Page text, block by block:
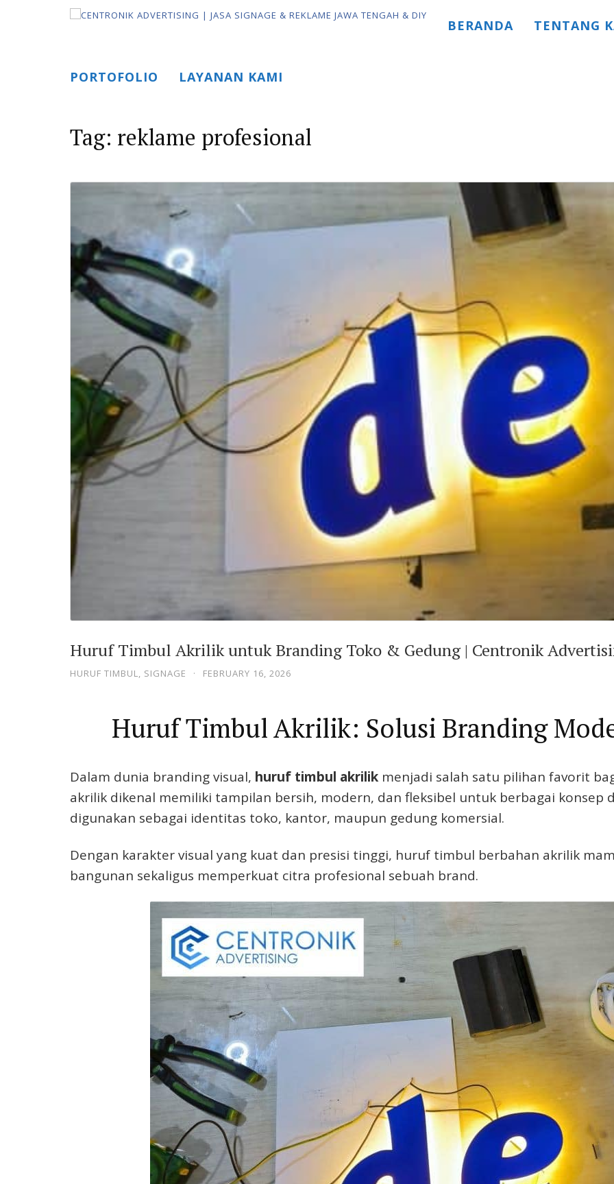
BERANDA TENTANG
PORTOFOLIO LAYANAN KAMI
Tag: reklame profesional
Huruf Timbul Akrilik untuk Branding Toko & Gedung | Centronik
HURUF TIMBUL, SIGNAGE · FEBRUARY 16, 2026
Huruf Timbul Akrilik: Solusi Branding
Dalam dunia branding visual, huruf timbul akrilik menjadi salah satu pilihan favorit
akrilik dikenal memiliki tampilan bersih, modern, dan fleksibel untuk berbagai konsep
digunakan sebagai identitas toko, kantor, maupun gedung komersial.
Dengan karakter visual yang kuat dan presisi tinggi, huruf timbul berbahan akrilik
bangunan sekaligus memperkuat citra profesional sebuah brand.